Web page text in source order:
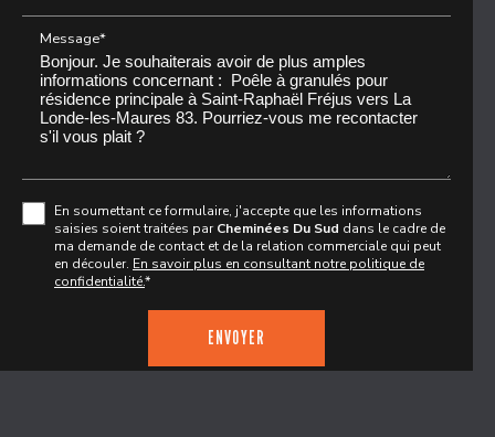
Message*
En soumettant ce formulaire, j'accepte que les informations
saisies soient traitées parCheminées Du Sud dans le cadre de
ma demande de contact et de la relation commerciale qui peut
en découler. En savoir plus en consultant notre politique de
confidentialité.*